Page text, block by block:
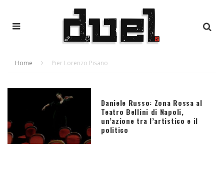
Home Pier Lorenzo Pisano
Daniele Russo: Zona Rossa al
Teatro Bellini di Napoli,
un’azione tra l’artistico e il
politico